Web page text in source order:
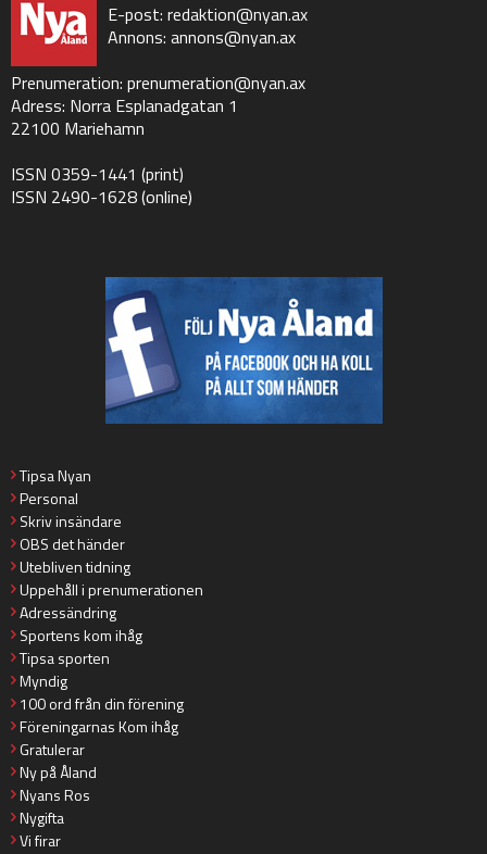
E-post: redaktion@nyan.ax
Annons: annons@nyan.ax
Prenumeration: prenumeration@nyan.ax
Adress: Norra Esplanadgatan 1
22100 Mariehamn
ISSN 0359-1441 (print)
ISSN 2490-1628 (online)
Tipsa Nyan
Personal
Skriv insändare
OBS det händer
Utebliven tidning
Uppehåll i prenumerationen
Adressändring
Sportens kom ihåg
Tipsa sporten
Myndig
100 ord från din förening
Föreningarnas Kom ihåg
Gratulerar
Ny på Åland
Nyans Ros
Nygifta
Vi firar